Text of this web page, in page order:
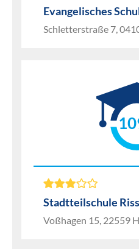
Evangelisches
Schletterstraße 7,
Stadtteilschule
Voßhagen 15, 22559